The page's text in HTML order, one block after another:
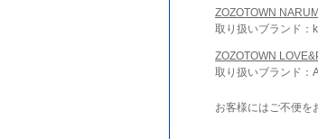
ZOZOTOWN
取り扱いブランド
ZOZOTOWN
取り扱いブランド：
お客様にはご不便を